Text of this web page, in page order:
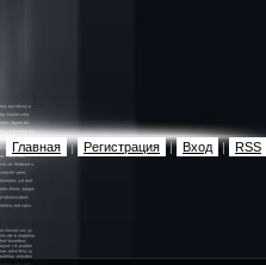
Главная | Регистрация | Вход | RSS